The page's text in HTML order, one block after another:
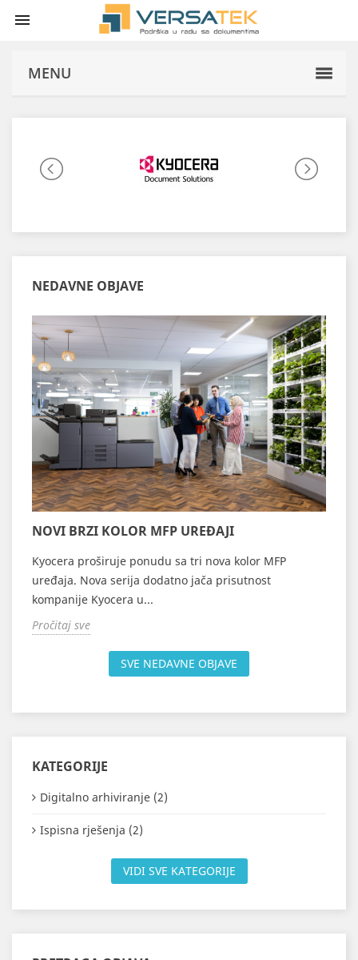

MENU
NEDAVNE OBJAVE
NOVI BRZI KOLOR MFP UREĐAJI
Kyocera proširuje ponudu sa tri nova kolor MFP
uređaja. Nova serija dodatno jača prisutnost
kompanije Kyocera u...
Pročitaj sve
SVE NEDAVNE OBJAVE
KATEGORIJE
Digitalno arhiviranje (2)
Ispisna rješenja (2)
VIDI SVE KATEGORIJE